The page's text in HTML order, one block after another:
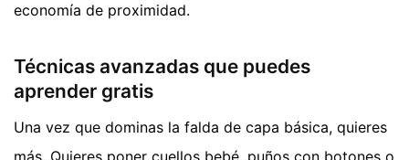
economía de proximidad.
Técnicas avanzadas que puedes
aprender gratis
Una vez que dominas la falda de capa básica, quieres
más. Quieres poner cuellos bebé, puños con botones o